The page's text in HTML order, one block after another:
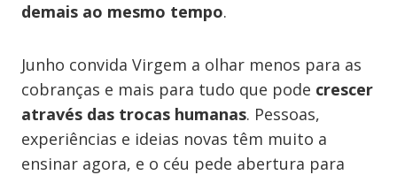
demais ao mesmo tempo.
Junho convida Virgem a olhar menos para as
cobranças e mais para tudo que pode crescer
através das trocas humanas. Pessoas,
experiências e ideias novas têm muito a
ensinar agora, e o céu pede abertura para